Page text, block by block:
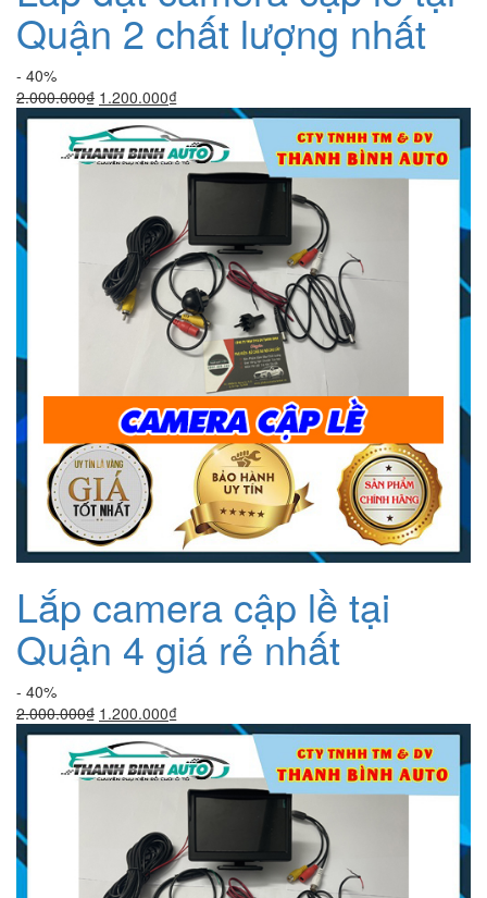
Quận 2 chất lượng nhất
- 40%
2.000.000₫ Giá
gốc
là:
2.000.000₫.
1.200.000₫Giá
hiện
tại
là:
1.200.000₫.
Lắp camera cập lề tại
Quận 4 giá rẻ nhất
- 40%
2.000.000₫ Giá
gốc
là:
2.000.000₫.
1.200.000₫Giá
hiện
tại
là:
1.200.000₫.